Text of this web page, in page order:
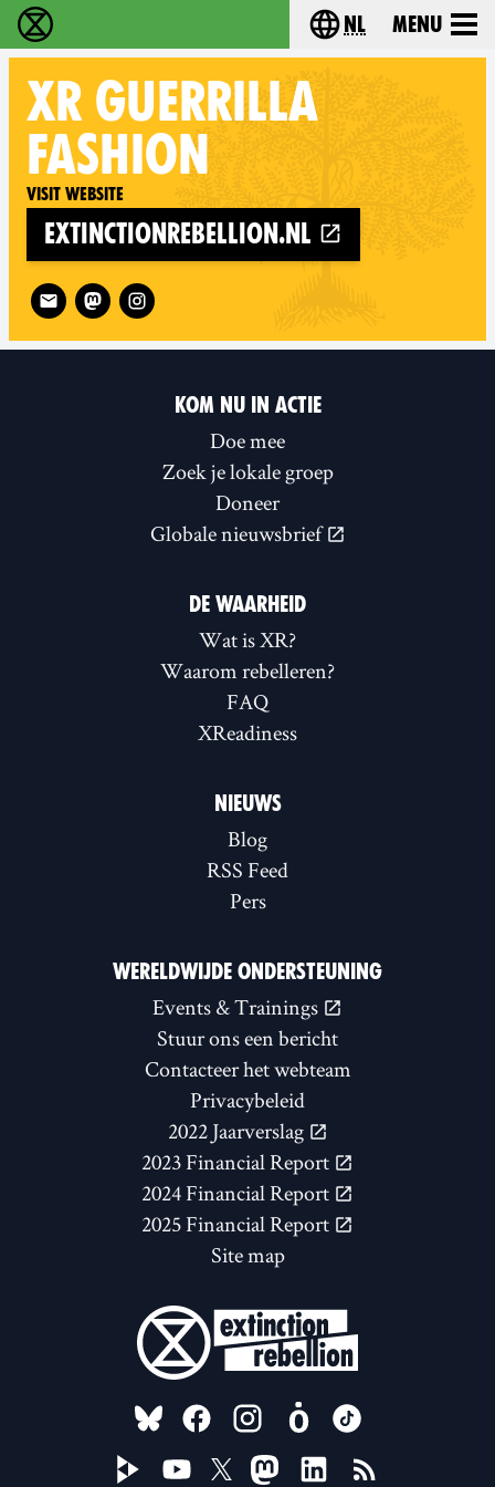
Extinction Rebellion - Home Choose your
nl Menu
XR GUERRILLA
FASHION
Visit website
extinctionrebellion.nl
Follow XR Guerrilla Fashion on
KOM NU IN ACTIE
Doe mee
Zoek je lokale groep
Doneer
Globale nieuwsbrief
DE WAARHEID
Wat is XR?
Waarom rebelleren?
FAQ
XReadiness
NIEUWS
Blog
RSS Feed
Pers
WERELDWIJDE ONDERSTEUNING
Events & Trainings
Stuur ons een bericht
Contacteer het webteam
Privacybeleid
2022 Jaarverslag
2023 Financial Report
2024 Financial Report
2025 Financial Report
Site map
FOLLOW US ON